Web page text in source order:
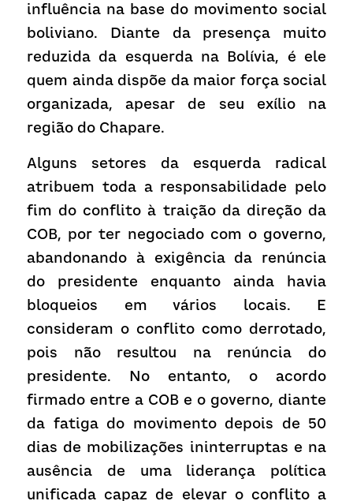
influência na base do movimento social
boliviano. Diante da presença muito
reduzida da esquerda na Bolívia, é ele
quem ainda dispõe da maior força social
organizada, apesar de seu exílio na
região do Chapare.
Alguns setores da esquerda radical
atribuem toda a responsabilidade pelo
fim do conflito à traição da direção da
COB, por ter negociado com o governo,
abandonando à exigência da renúncia
do presidente enquanto ainda havia
bloqueios em vários locais. E
consideram o conflito como derrotado,
pois não resultou na renúncia do
presidente. No entanto, o acordo
firmado entre a COB e o governo, diante
da fatiga do movimento depois de 50
dias de mobilizações ininterruptas e na
ausência de uma liderança política
unificada capaz de elevar o conflito a